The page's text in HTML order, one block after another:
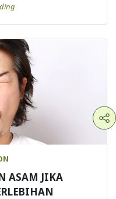
ASAM JIKA